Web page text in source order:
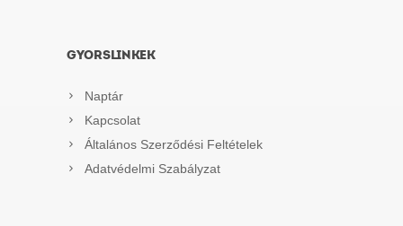
GYORSLINKEK
Naptár
Kapcsolat
Általános Szerződési Feltételek
Adatvédelmi Szabályzat